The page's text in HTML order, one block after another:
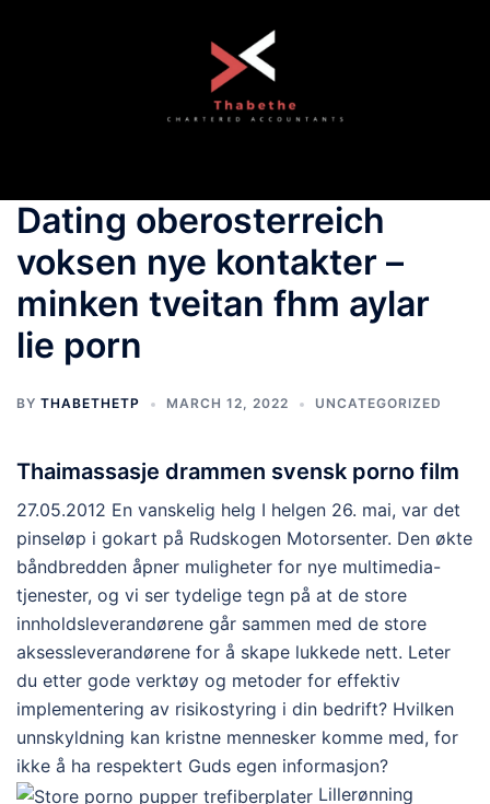
Dating oberosterreich
voksen nye kontakter –
minken tveitan fhm aylar
lie porn
BY THABETHETP MARCH 12, 2022 UNCATEGORIZED
Thaimassasje drammen svensk porno film
27.05.2012 En vanskelig helg I helgen 26. mai, var det
pinseløp i gokart på Rudskogen Motorsenter. Den økte
båndbredden åpner muligheter for nye multimedia-
tjenester, og vi ser tydelige tegn på at de store
innholdsleverandørene går sammen med de store
aksessleverandørene for å skape lukkede nett. Leter
du etter gode verktøy og metoder for effektiv
implementering av risikostyring i din bedrift? Hvilken
unnskyldning kan kristne mennesker komme med, for
ikke å ha respektert Guds egen informasjon?
Lillerønning